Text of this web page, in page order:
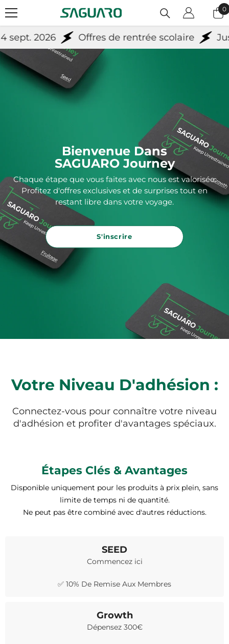
0
0
2026 Offres de rentrée scolaire
Bienvenue Dans
SAGUARO Journey
Chaque étape que vous faites avec nous est valorisée.
Profitez d'offres exclusives et de surprises tout en
restant libre dans votre voyage.
S'inscrire
Votre Niveau D'adhésion :
Connectez-vous pour connaître votre niveau
d'adhésion et profiter d'avantages spéciaux.
Étapes Clés & Avantages
Disponible uniquement pour les produits à prix plein, sans
limite de temps ni de quantité.
Ne peut pas être combiné avec d'autres réductions.
SEED
Commencez ici
✅ 10% De Remise Aux Membres
Growth
Dépensez 300€